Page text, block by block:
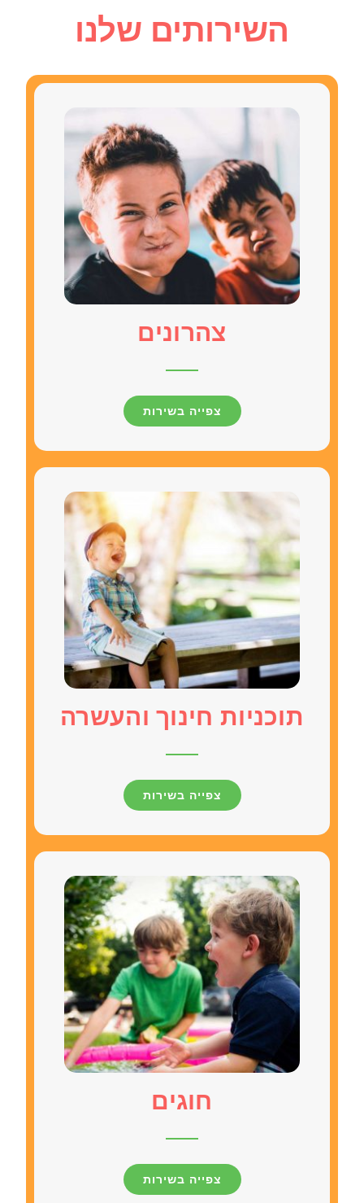
השירותים שלנו
צהרונים
צפייה בשירות
תוכניות חינוך והעשרה
צפייה בשירות
חוגים
צפייה בשירות